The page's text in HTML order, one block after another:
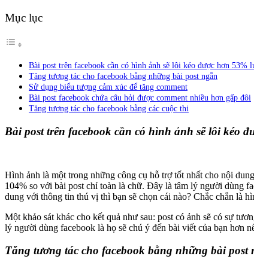
Mục lục
Bài post trên facebook cần có hình ảnh sẽ lôi kéo được hơn 53%
Tăng tương tác cho facebook bằng những bài post ngắn
Sử dụng biểu tượng cảm xúc để tăng comment
Bài post facebook chứa câu hỏi được comment nhiều hơn gấp đôi
Tăng tương tác cho facebook bằng các cuộc thi
Bài post trên facebook cần có hình ảnh sẽ lôi kéo
Hình ảnh là một trong những công cụ hỗ trợ tốt nhất cho nội
104% so với bài post chỉ toàn là chữ. Đây là tâm lý người dùng
dung với thông tin thú vị thì bạn sẽ chọn cái nào? Chắc chắn là
Một khảo sát khác cho kết quả như sau: post có ảnh sẽ có sự
lý người dùng facebook là họ sẽ chú ý đến bài viết của bạn hơn
Tăng tương tác cho facebook bằng những bài post